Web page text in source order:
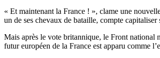
« Et maintenant la France ! », clame une
un de ses chevaux de bataille, compte
Mais après le vote britannique, le Front national
futur européen de la France est apparu comme